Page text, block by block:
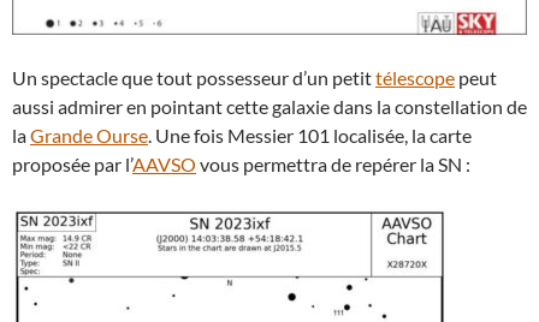
Un spectacle que tout possesseur d’un petittélescope peut
aussi admirer en pointant cette galaxie dans la constellation de
laGrande Ourse. Une fois Messier 101 localisée, la carte
proposée par l’AAVSO vous permettra de repérer la SN :